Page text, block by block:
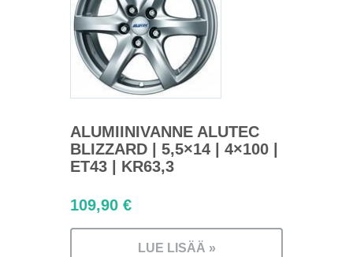
ALUMIINIVANNE ALUTEC
BLIZZARD | 5,5×14 | 4×100 |
ET43 | KR63,3
109,90 €
LUE LISÄÄ »